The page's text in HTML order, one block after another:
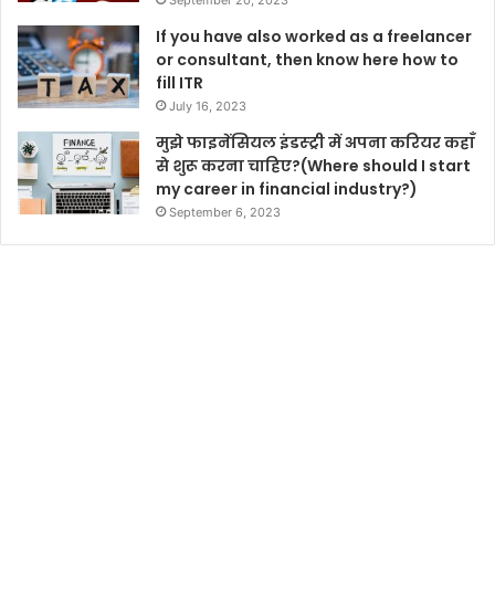
If you have also worked as a freelancer
or consultant, then know here how to
fill ITR
July 16, 2023
मुझे फाइनेंसियल इंडस्ट्री में अपना करियर कहाँ
से शुरू करना चाहिए?(Where should I start
my career in financial industry?)
September 6, 2023